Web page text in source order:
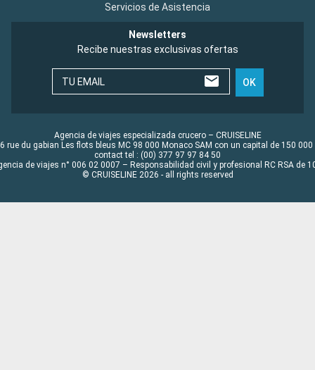
Servicios de Asistencia
Newsletters
Recibe nuestras exclusivas ofertas
TU EMAIL OK
Agencia de viajes especializada crucero – CRUISELINE
rue du gabian Les flots bleus MC 98 000 Monaco SAM con un capital de 150 000
contact tel : (00) 377 97 97 84 50
de viajes n° 006 02 0007 – Responsabilidad civil y profesional RC RSA de
© CRUISELINE 2026 - all rights reserved